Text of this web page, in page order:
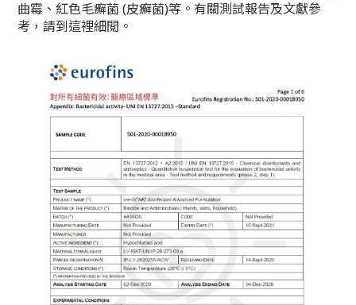
曲霉、紅色毛癬菌 (皮癬菌)等。有關測試報告及文獻參
考，請到這裡細閲。